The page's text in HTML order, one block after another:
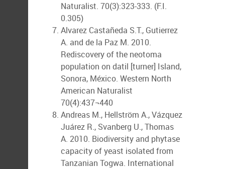
Naturalist. 70(3):323-333. (F.I.
0.305)
Alvarez Castañeda S.T., Gutierrez
A. and de la Paz M. 2010.
Rediscovery of the neotoma
population on datil [turner] Island,
Sonora, México. Western North
American Naturalist
70(4):437¬440
Andreas M., Hellström A., Vázquez
Juárez R., Svanberg U., Thomas
A. 2010. Biodiversity and phytase
capacity of yeast isolated from
Tanzanian Togwa. International